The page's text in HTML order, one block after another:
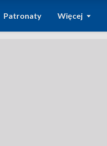
Patronaty Więcej